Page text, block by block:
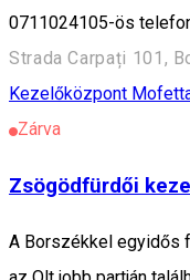
0711024105-ös
Strada Carpați 101,
Kezelőközpont
Zárva
Zsögödfürdői
A Borszékkel egyidős